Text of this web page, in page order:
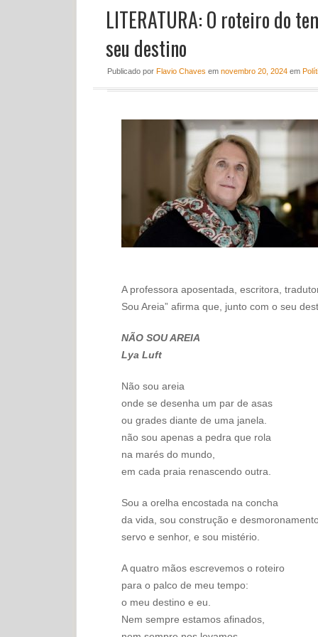
LITERATURA: O roteiro do
seu destino
Publicado por Flavio Chaves em novembro 20, 2024em
A professora aposentada, escritora,
Sou Areia” afirma que, junto com o seu
NÃO SOU AREIA
Lya Luft
Não sou areia
onde se desenha um par de asas
ou grades diante de uma janela.
não sou apenas a pedra que rola
na marés do mundo,
em cada praia renascendo outra.
Sou a orelha encostada na concha
da vida, sou construção e
servo e senhor, e sou mistério.
A quatro mãos escrevemos o roteiro
para o palco de meu tempo:
o meu destino e eu.
Nem sempre estamos afinados,